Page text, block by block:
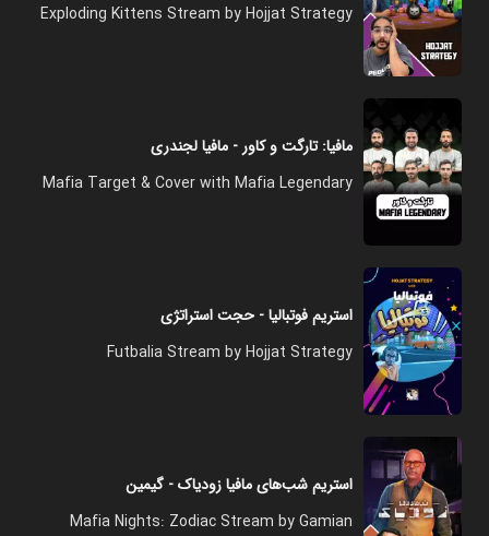
Exploding Kittens Stream by Hojjat Strategy
مافیا: تارگت و کاور - مافیا لجندری
Mafia Target & Cover with Mafia Legendary
استریم فوتبالیا - حجت استراتژی
Futbalia Stream by Hojjat Strategy
استریم شب‌های مافیا زودیاک - گیمین
Mafia Nights: Zodiac Stream by Gamian